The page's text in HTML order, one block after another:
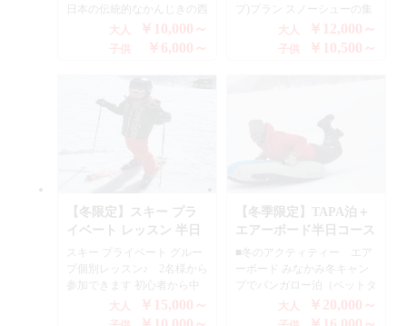
日本の伝統的なかんじきの西
洋版スノーシューをはき冬山
を歩きながら、山林の間を滑
り降りたり、ジャンプした
地を歩き、大自然の雪景色、
しめるスポーツです。 専門
然が繰りなす素敵な銀世界へ
とご案内いたします。 自然
の雪を踏みしめながら歩いて
いると、動物の足跡や木々の
蕾など自然と触れ合うことが
できます。運がよければなん
ですが、カモシカやキツネ、
ウサギなどの野生動物に遭遇
大人 ￥10,000～
子供 ￥6,000～
プ)プラン スノーシューの集
合時間は午前と午後のどちら
かをお選びいただけます。
翌日の午前からの半日コース
自然そのものを自分の体で体
感して下さい。専門のスノー
シューガイドが群馬県みなか
み町の大自然が繰りなす素敵
な銀世界へとご案内いたしま
す。 自然の雪を踏みしめな
がら歩いていると、動物の足
跡や木々の蕾など自然と触れ
大人 ￥12,000～
子供 ￥10,500～
【冬限定】スキー プラ
イベート レッスン 半日
コース
スキー プライベート グルー
プ個別レッスン♪ 2名様から
参加できます 初心者から中
級者までのフリースタイルの
スキーレッスンを行い個別の
大人 ￥15,000～
【冬季限定】TAPA泊＋
エアーボード半日コース
（素泊まり）ベットタイ
プ
■冬のアクティティー エア
ーボード みなかみ冬キャン
プでバンガロー泊（ベットタ
イプ）アクティビティーもガ
イド付きリフト券付きでご案
大人 ￥20,000～